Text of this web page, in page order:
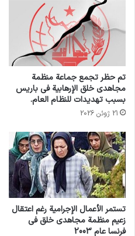
تم حظر تجمع جماعة منظمة
مجاهدي خلق الإرهابية في باريس
بسبب تهديدات للنظام العام.
21 ژوئن 2026
تستمر الأعمال الإجرامية رغم اعتقال
زعيم منظمة مجاهدي خلق في
فرنسا عام 2003